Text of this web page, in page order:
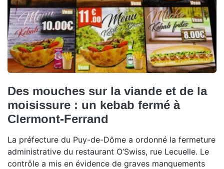
Des mouches sur la viande et de la
moisissure : un kebab fermé à
Clermont-Ferrand
La préfecture du Puy-de-Dôme a ordonné la fermeture
administrative du restaurant O’Swiss, rue Lecuelle. Le
contrôle a mis en évidence de graves manquements